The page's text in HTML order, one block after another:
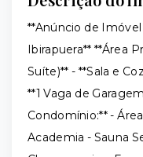
**Anúncio de
Ibirapuera** **Área
Suíte)** - **Sala e
**1 Vaga de
Condomínio:** -
Academia - Sauna